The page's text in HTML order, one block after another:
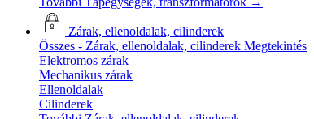
Zárak, ellenoldalak, cilinderek
Összes - Zárak, ellenoldalak, cilinderek Megtekintés
Elektromos zárak
Mechanikus zárak
Ellenoldalak
Cilinderek